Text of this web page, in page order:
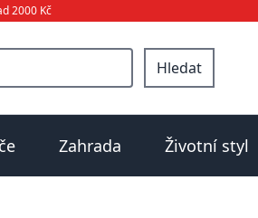
2000 Kč
Hledat
Zahrada Životní styl